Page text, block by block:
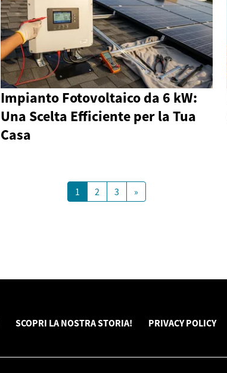
Impianto Fotovoltaico da 6 kW:
Una Scelta Efficiente per la Tua
Casa
1 2 3 »
SCOPRI LA NOSTRA STORIA! PRIVACY POLICY